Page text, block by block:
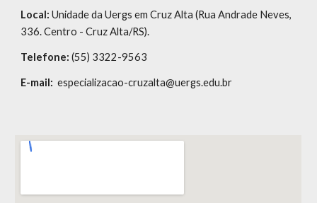
Local: Unidade da Uergs em Cruz Alta (Rua Andrade Neves,
336. Centro - Cruz Alta/RS).
Telefone: (55) 3322-9563
E-mail: especializacao-cruzalta@uergs.edu.br